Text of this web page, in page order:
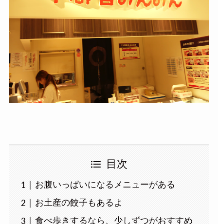
目次
お腹いっぱいになるメニューがある
お土産の餃子もあるよ
食べ歩きするなら、少しずつがおすすめ